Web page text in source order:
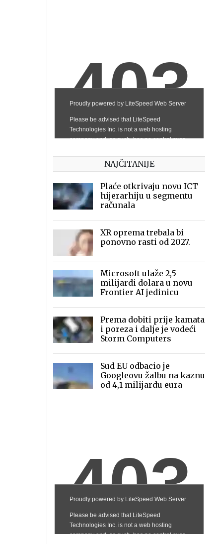
NAJČITANIJE
Plaće otkrivaju novu ICT
hijerarhiju u segmentu
računala
XR oprema trebala bi
ponovno rasti od 2027.
Microsoft ulaže 2,5
milijardi dolara u novu
Frontier AI jedinicu
Prema dobiti prije kamata
i poreza i dalje je vodeći
Storm Computers
Sud EU odbacio je
Googleovu žalbu na kaznu
od 4,1 milijardu eura